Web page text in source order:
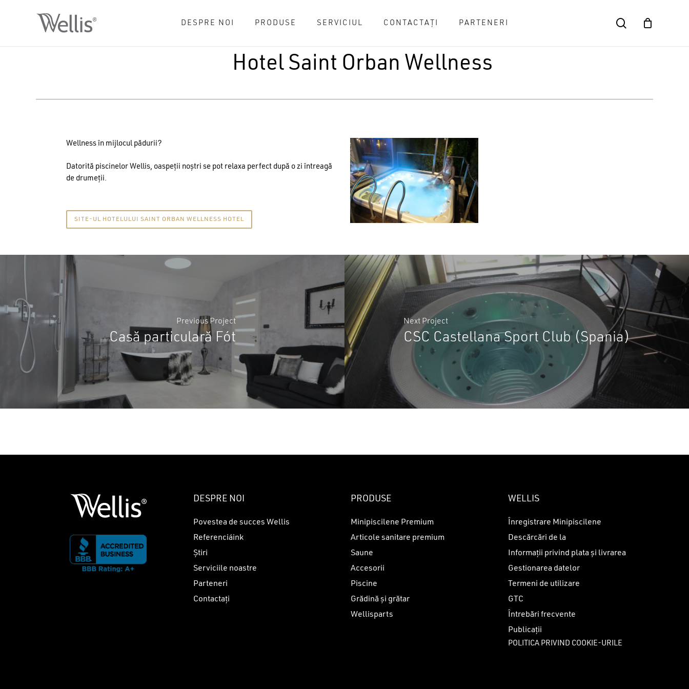
DESPRE NOI PRODUSE SERVICIUL CONTACTAȚI PARTENERI search
Cart
Nu ai niciun produs în coș.
GO TO SHOP
Hotel Saint Orban Wellness
Wellness în mijlocul pădurii?
Datorită piscinelor Wellis, oaspeții noștri se pot relaxa perfect după o zi întreagă
de drumeții.
SITE-UL HOTELULUI SAINT ORBAN WELLNESS HOTEL
Previous Project
Casă particulară Fót
Next Project
CSC Castellana Sport Club (Spania)
DESPRE NOI
Povestea de succes Wellis
Referenciáink
Știri
Serviciile noastre
Parteneri
Contactați
PRODUSE
Minipiscilene Premium
Articole sanitare premium
Saune
Accesorii
Piscine
Grădină și grătar
Wellisparts
WELLIS
Înregistrare Minipiscilene
Descărcări de la
Informații privind plata și livrarea
Gestionarea datelor
Termeni de utilizare
GTC
Întrebări frecvente
Publicații
POLITICA PRIVIND COOKIE-URILE